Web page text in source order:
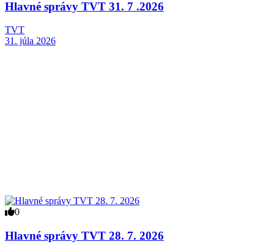
Hlavné správy TVT 31. 7 .2026
TVT
31. júla 2026
0
Hlavné správy TVT 28. 7. 2026